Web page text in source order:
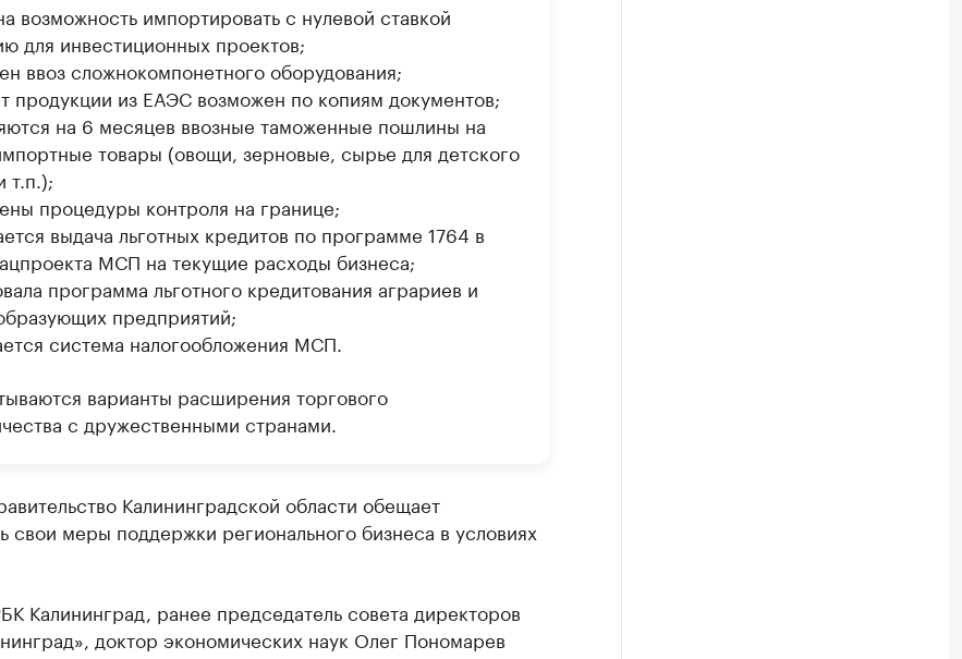
возможность импортировать с нулевой ставкой
для инвестиционных проектов;
ввоз сложнокомпонетного оборудования;
из ЕАЭС возможен по копиям документов;
на 6 месяцев ввозные таможенные пошлины на
товары (овощи, зерновые, сырье для детского
т.п.);
процедуры контроля на границе;
выдача льготных кредитов по программе 1764 в
МСП на текущие расходы бизнеса;
программа льготного кредитования аграриев и
предприятий;
система налогообложения МСП.
варианты расширения торгового
с дружественными странами.
Калининградской области обещает
свои меры поддержки регионального бизнеса в условиях
Калининград, ранее председатель совета директоров
доктор экономических наук Олег Пономарев